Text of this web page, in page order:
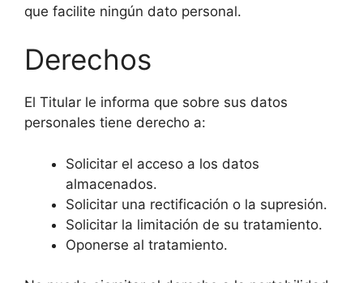
que facilite ningún dato personal.
Derechos
El Titular le informa que sobre sus datos
personales tiene derecho a:
Solicitar el acceso a los datos
almacenados.
Solicitar una rectificación o la supresión.
Solicitar la limitación de su tratamiento.
Oponerse al tratamiento.